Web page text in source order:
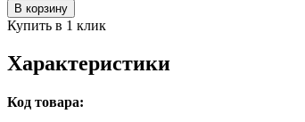
В корзину
Купить в 1 клик
Характеристики
Код товара: